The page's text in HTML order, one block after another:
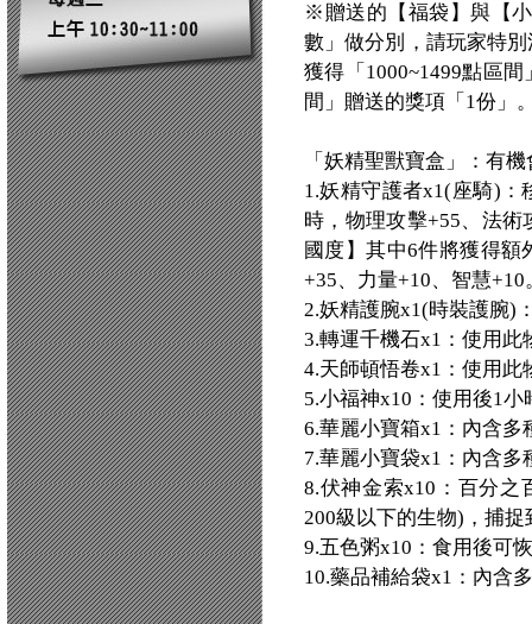
※贈送的【福袋】與【
數」做分別，請玩家特
獲得「1000~1499點區
間」贈送的獎項「1份」
「妖精聖獸寶盒」：有
1.妖精守護者x1(座騎)：
時，物理攻擊+55、法
國度】其中6件將獲得額
+35、力量+10、智慧+10
2.妖精護腕x1(時裝護腕)
3.轉運千機石x1：使用此
4.天師頓悟卷x1：使用此
5.小福神x10：使用後1
6.華麗小寶箱x1：內含多
7.華麗小寶袋x1：內含
8.伏神金索x10：百分之
200級以下的生物)，捕
9.五色粥x10：食用後可
10.藥品補給袋x1：內含